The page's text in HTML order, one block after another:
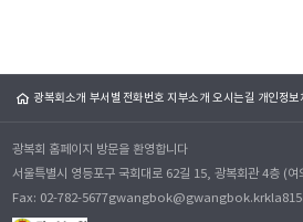
광복회소개 부서별 전화번호 지부소개 오시는길 개인정보
광복회 홈페이지 방문을 환영합니다
서울특별시 영등포구 국회대로 62길 15, 광복회관 4층 (
Fax: 02-782-5677gwangbok@gwangbok.kr